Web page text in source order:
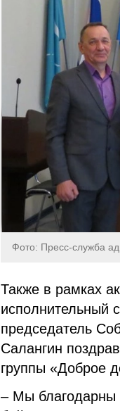
Фото: Пресс-служба
Также в рамках
исполнительный
председатель
Салангин
группы «Доброе
– Мы благодарны